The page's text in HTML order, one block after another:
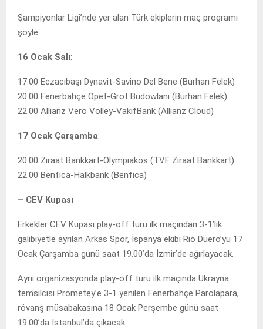
Şampiyonlar Ligi’nde yer alan Türk ekiplerin maç programı
şöyle:
16 Ocak Salı:
17.00 Eczacıbaşı Dynavit-Savino Del Bene (Burhan Felek)
20.00 Fenerbahçe Opet-Grot Budowlani (Burhan Felek)
22.00 Allianz Vero Volley-VakıfBank (Allianz Cloud)
17 Ocak Çarşamba:
20.00 Ziraat Bankkart-Olympiakos (TVF Ziraat Bankkart)
22.00 Benfica-Halkbank (Benfica)
– CEV Kupası
Erkekler CEV Kupası play-off turu ilk maçından 3-1’lik
galibiyetle ayrılan Arkas Spor, İspanya ekibi Rio Duero’yu 17
Ocak Çarşamba günü saat 19.00’da İzmir’de ağırlayacak.
Aynı organizasyonda play-off turu ilk maçında Ukrayna
temsilcisi Prometey’e 3-1 yenilen Fenerbahçe Parolapara,
rövanş müsabakasına 18 Ocak Perşembe günü saat
19.00’da İstanbul’da çıkacak.